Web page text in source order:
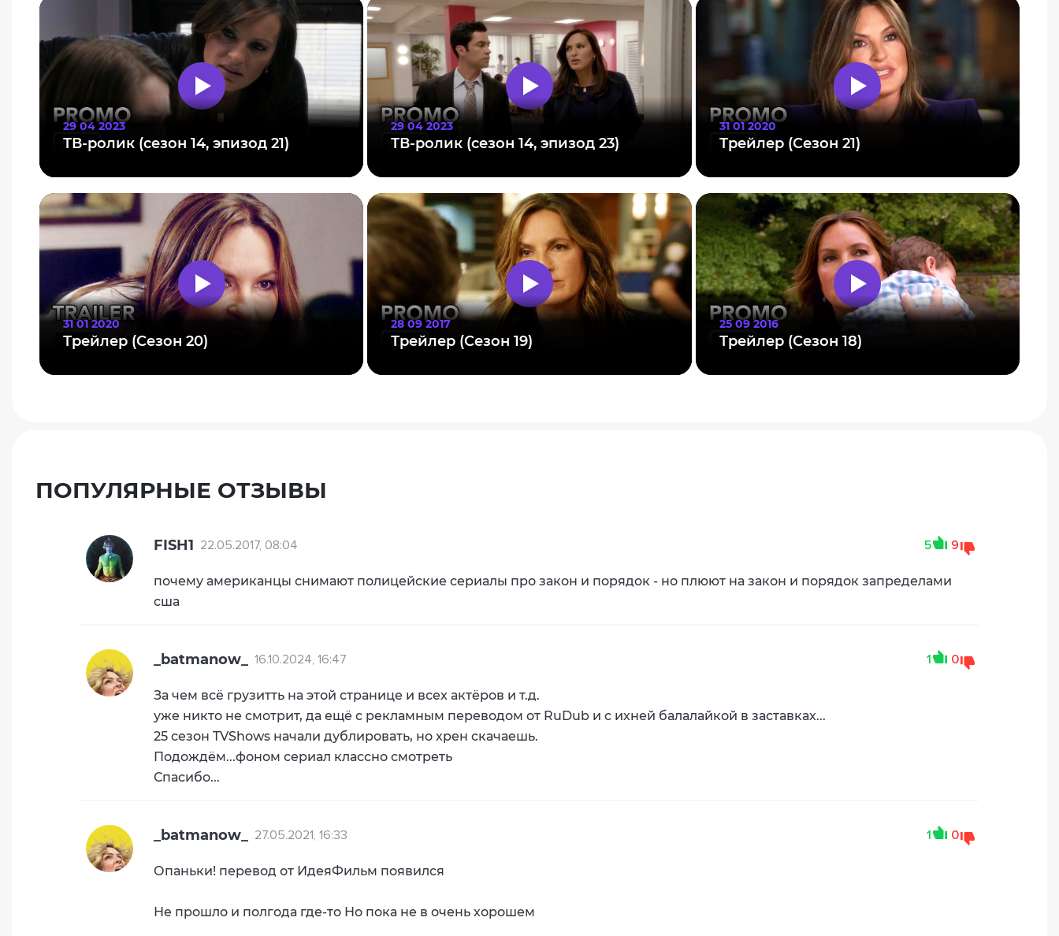
29 04 2023
ТВ-ролик (сезон 14, эпизод 21)
29 04 2023
ТВ-ролик (сезон 14, эпизод 23)
31 01 2020
Трейлер (Сезон 21)
31 01 2020
Трейлер (Сезон 20)
28 09 2017
Трейлер (Сезон 19)
25 09 2016
Трейлер (Сезон 18)
ПОПУЛЯРНЫЕ ОТЗЫВЫ
FISH1 22.05.2017, 08:04 5 9
почему американцы снимают полицейские сериалы про закон и порядок - но плюют на закон и порядок запределами
сша
_batmanow_ 16.10.2024, 16:47 1 0
За чем всё грузитть на этой странице и всех актёров и т.д.
уже никто не смотрит, да ещё с рекламным переводом от RuDub и с ихней балалайкой в заставках...
25 сезон TVShows начали дублировать, но хрен скачаешь.
Подождём...фоном сериал классно смотреть
Спасибо...
_batmanow_ 27.05.2021, 16:33 1 0
Опаньки! перевод от ИдеяФильм появился
Не прошло и полгода где-то Но пока не в очень хорошем